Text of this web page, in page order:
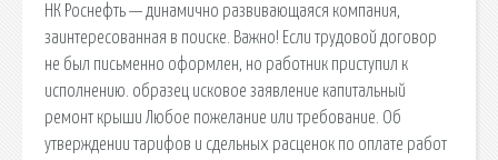
НК Роснефть — динамично развивающаяся компания,
заинтересованная в поиске. Важно! Если трудовой договор
не был письменно оформлен, но работник приступил к
исполнению. образец исковое заявление капитальный
ремонт крыши Любое пожелание или требование. Об
утверждении тарифов и сдельных расценок по оплате работ